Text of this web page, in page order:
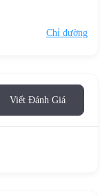
Chỉ đường
Viết Đánh Giá